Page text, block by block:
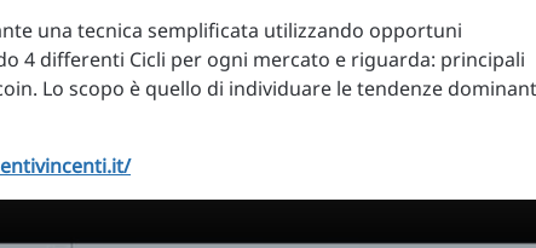
una tecnica semplificata utilizzando opportuni
4 differenti Cicli per ogni mercato e riguarda: principali
Lo scopo è quello di individuare le tendenze